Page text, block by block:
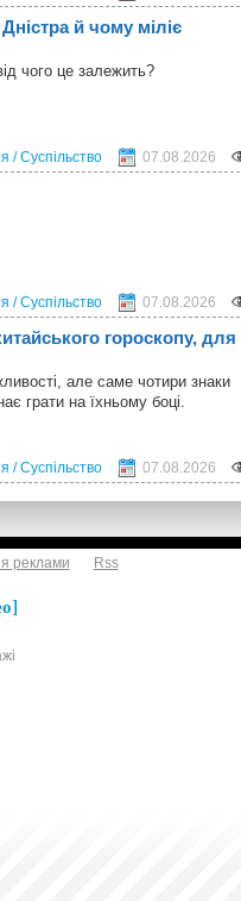
й чому міліє
чого це залежить?
/ Суспільство 07.08.2026
/ Суспільство 07.08.2026
гороскопу, для
але саме чотири знаки
грати на їхньому боці.
/ Суспільство 07.08.2026
реклами Rss